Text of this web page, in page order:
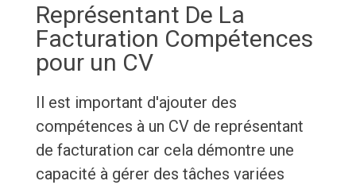
Représentant De La
Facturation Compétences
pour un CV
Il est important d'ajouter des
compétences à un CV de représentant
de facturation car cela démontre une
capacité à gérer des tâches variées